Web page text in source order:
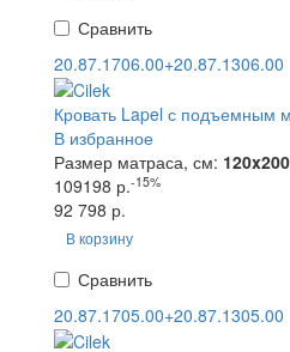
Сравнить
20.87.1706.00+20.87.1306.00
Кровать Lapel с подъемным
В избранное
Размер матраса, см: 120x200
109198 р.-15%
92 798 р.
В корзину
Сравнить
20.87.1705.00+20.87.1305.00